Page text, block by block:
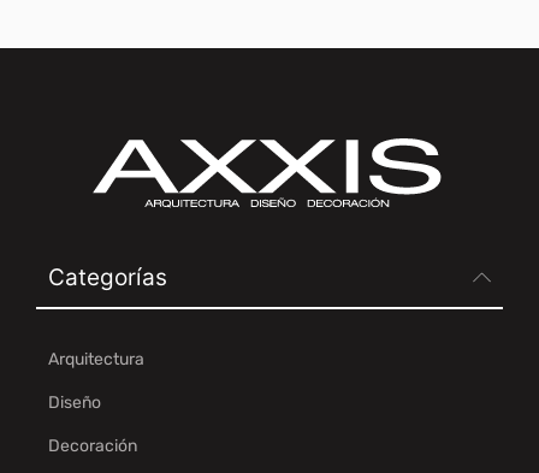
Categorías
Arquitectura
Diseño
Decoración